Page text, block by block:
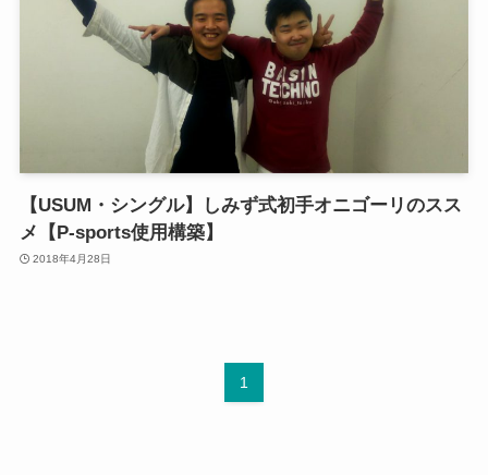
【USUM・シングル】しみず式初手オニゴーリのスス
メ【P-sports使用構築】
2018年4月28日
1